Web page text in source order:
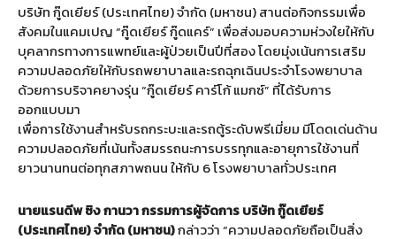
บริษัท กู๊ดเยียร์ (ประเทศไทย) จำกัด (มหาชน) สานต่อกิจกรรมเพื่อ
สังคมในแคมเปญ “กู๊ดเยียร์ กู๊ดแคร์” เพื่อส่งมอบความห่วงใยให้กับ
บุคลากรทางการแพทย์และผู้ป่วยเป็นปีที่สอง โดยมุ่งเน้นการเสริม
ความปลอดภัยให้กับรถพยาบาลและรถฉุกเฉินประจำโรงพยาบาล
ด้วยการบริจาคยางรุ่น “กู๊ดเยียร์ คาร์โก้ แมกซ์” ที่ได้รับการ
ออกแบบมา
เพื่อการใช้งานสำหรับรถกระบะและรถตู้ระดับพรีเมี่ยม มีโดดเด่นด้าน
ความปลอดภัยที่เน้นทั้งสมรรถนะการบรรทุกและอายุการใช้งานที่
ยาวนานทนต่อทุกสภาพถนน ให้กับ 6 โรงพยาบาลทั่วประเทศ
นายแรนดีพ ซิง กานวา กรรมการผู้จัดการ บริษัท กู๊ดเยียร์
(ประเทศไทย) จำกัด (มหาชน)กล่าวว่า “ความปลอดภัยถือเป็นสิ่ง